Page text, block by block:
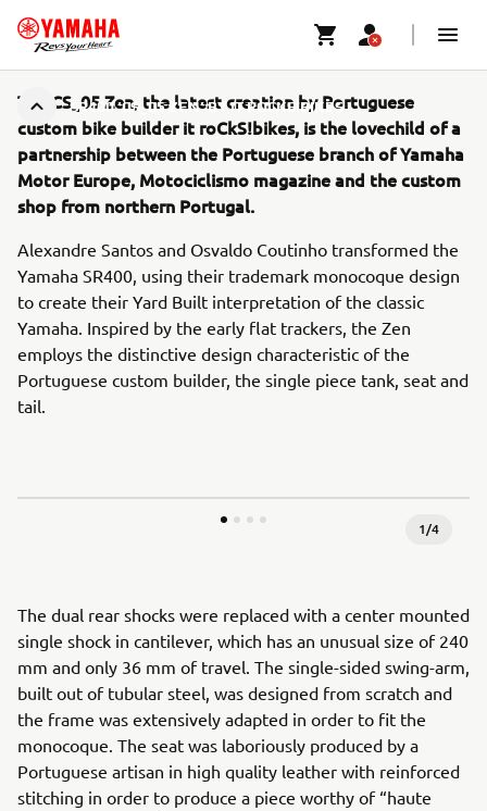
SR400 ‘CS_05 ZEN’ BY IT ROCKS!BIKES
The CS_05 Zen, the latest creation by Portuguese
custom bike builder it roCkS!bikes, is the lovechild of a
partnership between the Portuguese branch of Yamaha
Motor Europe, Motociclismo magazine and the custom
shop from northern Portugal.
Alexandre Santos and Osvaldo Coutinho transformed the
Yamaha SR400, using their trademark monocoque design
to create their Yard Built interpretation of the classic
Yamaha. Inspired by the early flat trackers, the Zen
employs the distinctive design characteristic of the
Portuguese custom builder, the single piece tank, seat and
tail.
1/4
The dual rear shocks were replaced with a center mounted
single shock in cantilever, which has an unusual size of 240
mm and only 36 mm of travel. The single-sided swing-arm,
built out of tubular steel, was designed from scratch and
the frame was extensively adapted in order to fit the
monocoque. The seat was laboriously produced by a
Portuguese artisan in high quality leather with reinforced
stitching in order to produce a piece worthy of “haute